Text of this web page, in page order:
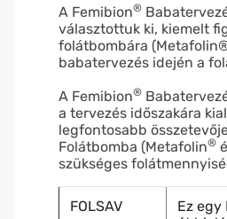
A Femibion®
választottuk ki, kiemelt
folátbombára
babatervezés idején a
A Femibion®
a tervezés időszakára
legfontosabb
Folátbomba (Metafolin®
szükséges
FOLSAV
Ez